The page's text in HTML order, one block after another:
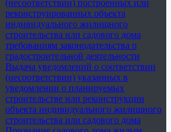
(несоответствии) построенных или
реконструированных объекта
индивидуального жилищного
строительства или садового дома
требованиям законодательства о
градостроительной деятельности
Выдача уведомлений о соответствии
(несоответствии) указанных в
уведомлении о планируемых
строительстве или реконструкции
объекта индивидуального жилищного
строительства или садового дома